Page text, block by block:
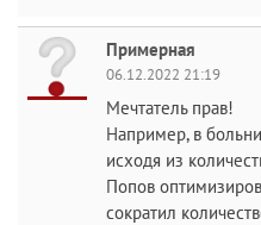
Примерная
06.12.2022 21:19
Мечтатель прав!
Например, в
исходя из
Попов
сократил